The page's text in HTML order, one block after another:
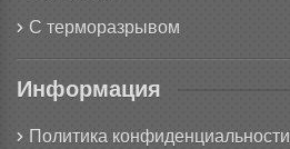
С терморазрывом
Информация
Политика конфиденциальности